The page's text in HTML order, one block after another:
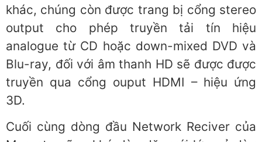
khác, chúng còn được trang bị cổng stereo
output cho phép truyền tải tín hiệu
analogue từ CD hoặc down-mixed DVD và
Blu-ray, đối với âm thanh HD sẽ được được
truyền qua cổng ouput HDMI – hiệu ứng
3D.
Cuối cùng dòng đầu Network Reciver của